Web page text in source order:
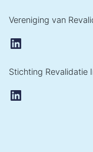
Vereniging van
LinkedIn
Stichting Revalidatie
LinkedIn